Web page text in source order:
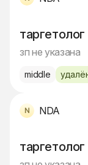
таргетолог
зп не указана
middle
NDA
таргетолог